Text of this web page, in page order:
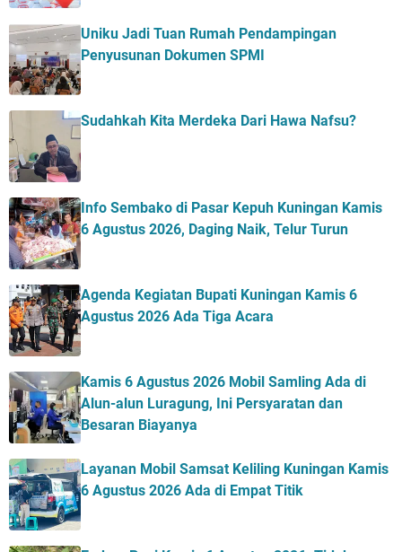
Uniku Jadi Tuan Rumah Pendampingan
Penyusunan Dokumen SPMI
Sudahkah Kita Merdeka Dari Hawa Nafsu?
Info Sembako di Pasar Kepuh Kuningan Kamis
6 Agustus 2026, Daging Naik, Telur Turun
Agenda Kegiatan Bupati Kuningan Kamis 6
Agustus 2026 Ada Tiga Acara
Kamis 6 Agustus 2026 Mobil Samling Ada di
Alun-alun Luragung, Ini Persyaratan dan
Besaran Biayanya
Layanan Mobil Samsat Keliling Kuningan Kamis
6 Agustus 2026 Ada di Empat Titik